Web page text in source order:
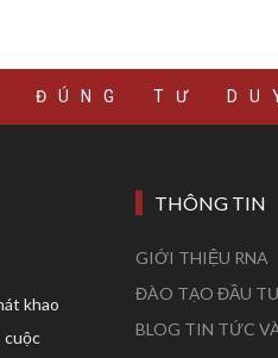
ĐÚNG TƯ
khao
cuộc
THÔNG TIN
GIỚI THIỆU RNA
ĐÀO TẠO ĐẦU
BLOG TIN TỨC